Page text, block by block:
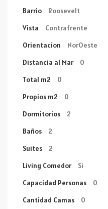
Barrio
Roosevelt
Vista
Contrafrente
Orientacion
NorOeste
Distancia al Mar
0
Total m2
0
Propios m2
0
Dormitorios
2
Baños
2
Suites
2
Living Comedor
Si
Capacidad Personas
0
Cantidad Camas
0